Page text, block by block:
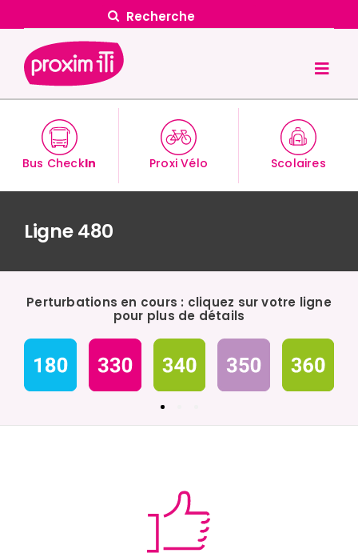
to
content
Search
for:
Accueil
Vos déplacements
Tarifs & Abonnements
Actualités
Transports scolaires
Nos solutions
Proxim iTi
Nos agences
Bus CheckIn Proxi Vélo Scolaires
Ligne 480
Perturbations en cours : cliquez sur votre ligne
pour plus de détails